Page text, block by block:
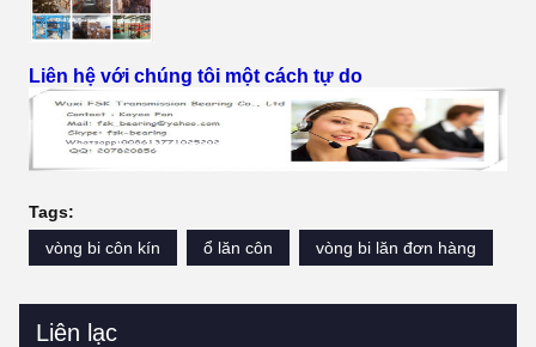
Liên hệ với chúng tôi một cách tự do
Tags:
vòng bi côn kín
ổ lăn côn vòng bi lăn đơn hàng
Liên lạc